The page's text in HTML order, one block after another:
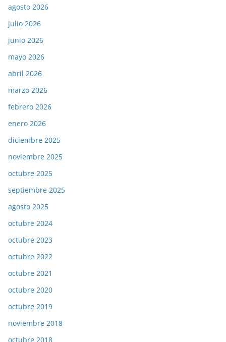
agosto 2026
julio 2026
junio 2026
mayo 2026
abril 2026
marzo 2026
febrero 2026
enero 2026
diciembre 2025
noviembre 2025
octubre 2025
septiembre 2025
agosto 2025
octubre 2024
octubre 2023
octubre 2022
octubre 2021
octubre 2020
octubre 2019
noviembre 2018
octubre 2018